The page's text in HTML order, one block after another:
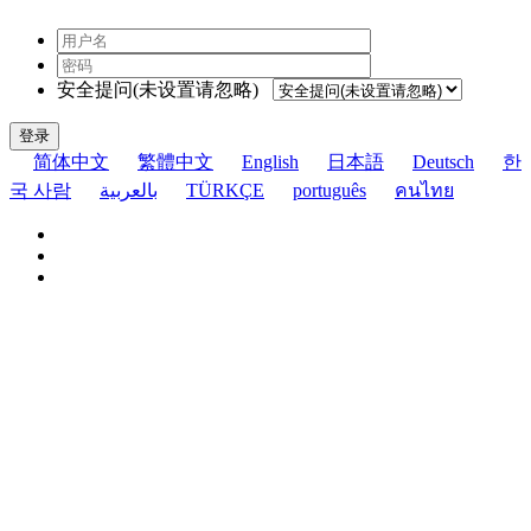
安全提问(未设置请忽略)
登录
简体中文 繁體中文 English 日本語 Deutsch
한
국 사람
بالعربية TÜRKÇE português คนไทย